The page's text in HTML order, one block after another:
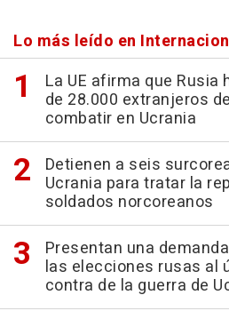
Lo más leído en
La UE afirma que Rusia
de 28.000 extranjeros
combatir en Ucrania
Detienen a seis
Ucrania para tratar la
soldados norcoreanos
Presentan una
las elecciones rusas al
contra de la guerra de